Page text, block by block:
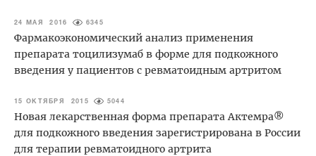
24 МАЯ 2016 6345
Фармакоэкономический анализ применения
препарата тоцилизумаб в форме для подкожного
введения у пациентов с ревматоидным артритом
15 ОКТЯБРЯ 2015 5044
Новая лекарственная форма препарата Актемра®
для подкожного введения зарегистрирована в России
для терапии ревматоидного артрита